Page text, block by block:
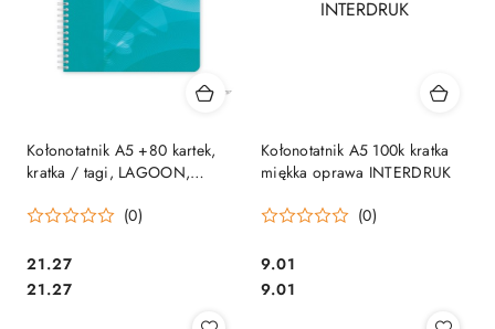
Kołonotatnik A5 +80 kartek,
kratka / tagi, LAGOON,
(0)
Cena:
21.27
Cena:
21.27
Kołonotatnik A5 100k kratka
miękka oprawa INTERDRUK
(0)
Cena:
9.01
Cena:
9.01